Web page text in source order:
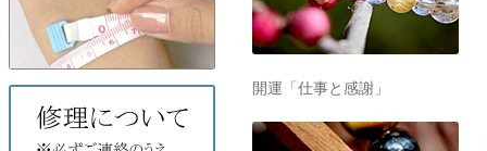
開運「仕事と感謝」